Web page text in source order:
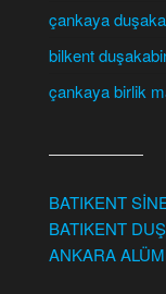
çankaya
bilkent
çankaya birlik
BATIKENT
BATIKENT
ANKARA